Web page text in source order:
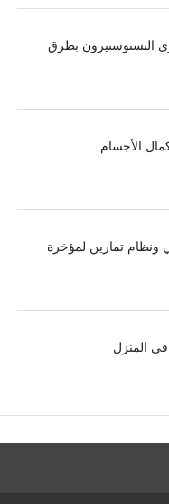
التستوستيرون بطرق
الأجسام
ونظام تمارين لمؤخرة
المنزل